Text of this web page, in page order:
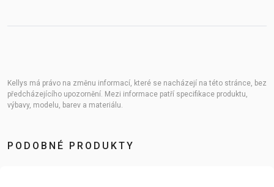
Kellys má právo na změnu informací, které se nacházejí na této stránce, bez
předcházejícího upozornění. Mezi informace patří specifikace produktu,
výbavy, modelu, barev a materiálu.
PODOBNÉ PRODUKTY